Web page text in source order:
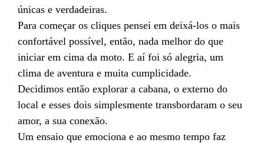
únicas e verdadeiras.
Para começar os cliques pensei em deixá-los o mais
confortável possível, então, nada melhor do que
iniciar em cima da moto. E aí foi só alegria, um
clima de aventura e muita cumplicidade.
Decidimos então explorar a cabana, o externo do
local e esses dois simplesmente transbordaram o seu
amor, a sua conexão.
Um ensaio que emociona e ao mesmo tempo faz